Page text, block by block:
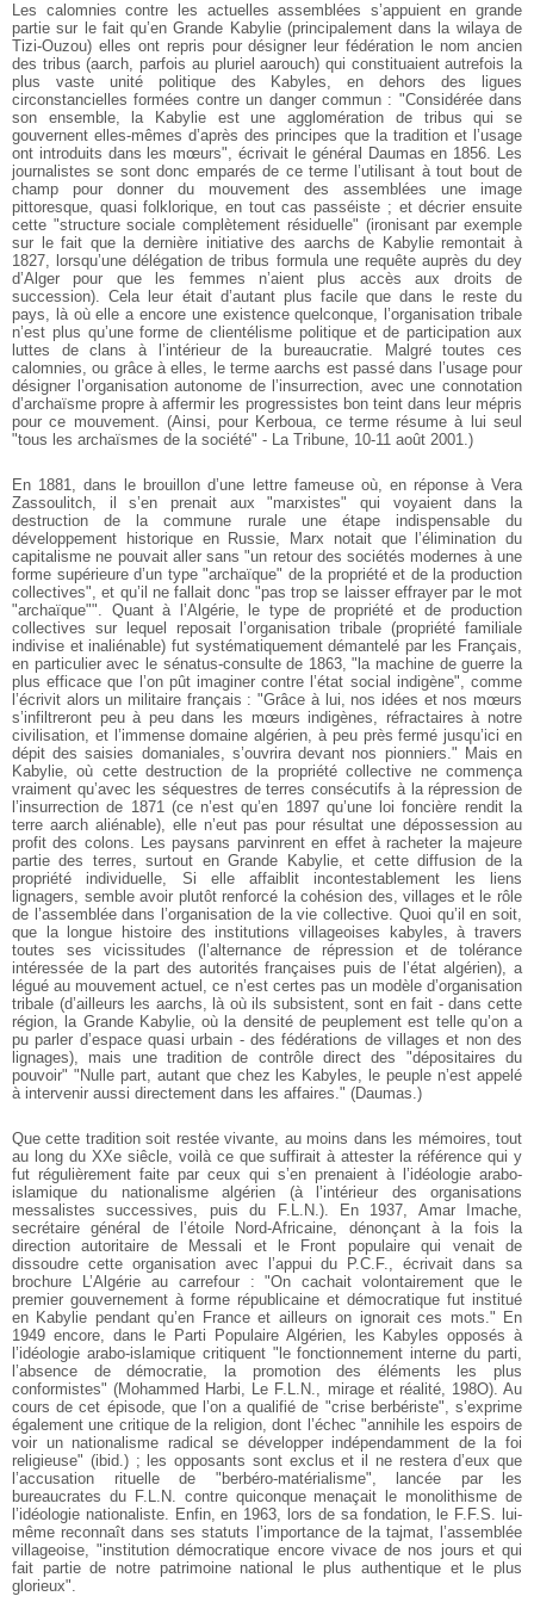
Les calomnies contre les actuelles assemblées s’appuient en grande
partie sur le fait qu’en Grande Kabylie (principalement dans la wilaya de
Tizi-Ouzou) elles ont repris pour désigner leur fédération le nom ancien
des tribus (aarch, parfois au pluriel aarouch) qui constituaient autrefois la
plus vaste unité politique des Kabyles, en dehors des ligues
circonstancielles formées contre un danger commun : "Considérée dans
son ensemble, la Kabylie est une agglomération de tribus qui se
gouvernent elles-mêmes d’après des principes que la tradition et l’usage
ont introduits dans les mœurs", écrivait le général Daumas en 1856. Les
journalistes se sont donc emparés de ce terme l’utilisant à tout bout de
champ pour donner du mouvement des assemblées une image
pittoresque, quasi folklorique, en tout cas passéiste ; et décrier ensuite
cette "structure sociale complètement résiduelle" (ironisant par exemple
sur le fait que la dernière initiative des aarchs de Kabylie remontait à
1827, lorsqu’une délégation de tribus formula une requête auprès du dey
d’Alger pour que les femmes n’aient plus accès aux droits de
succession). Cela leur était d’autant plus facile que dans le reste du
pays, là où elle a encore une existence quelconque, l’organisation tribale
n’est plus qu’une forme de clientélisme politique et de participation aux
luttes de clans à l’intérieur de la bureaucratie. Malgré toutes ces
calomnies, ou grâce à elles, le terme aarchs est passé dans l’usage pour
désigner l’organisation autonome de l’insurrection, avec une connotation
d’archaïsme propre à affermir les progressistes bon teint dans leur mépris
pour ce mouvement. (Ainsi, pour Kerboua, ce terme résume à lui seul
"tous les archaïsmes de la société" - La Tribune, 10-11 août 2001.)
En 1881, dans le brouillon d’une lettre fameuse où, en réponse à Vera
Zassoulitch, il s’en prenait aux "marxistes" qui voyaient dans la
destruction de la commune rurale une étape indispensable du
développement historique en Russie, Marx notait que l’élimination du
capitalisme ne pouvait aller sans "un retour des sociétés modernes à une
forme supérieure d’un type "archaïque" de la propriété et de la production
collectives", et qu’il ne fallait donc "pas trop se laisser effrayer par le mot
"archaïque"". Quant à l’Algérie, le type de propriété et de production
collectives sur lequel reposait l’organisation tribale (propriété familiale
indivise et inaliénable) fut systématiquement démantelé par les Français,
en particulier avec le sénatus-consulte de 1863, "la machine de guerre la
plus efficace que l’on pût imaginer contre l’état social indigène", comme
l’écrivit alors un militaire français : "Grâce à lui, nos idées et nos mœurs
s’infiltreront peu à peu dans les mœurs indigènes, réfractaires à notre
civilisation, et l’immense domaine algérien, à peu près fermé jusqu’ici en
dépit des saisies domaniales, s’ouvrira devant nos pionniers." Mais en
Kabylie, où cette destruction de la propriété collective ne commença
vraiment qu’avec les séquestres de terres consécutifs à la répression de
l’insurrection de 1871 (ce n’est qu’en 1897 qu’une loi foncière rendit la
terre aarch aliénable), elle n’eut pas pour résultat une dépossession au
profit des colons. Les paysans parvinrent en effet à racheter la majeure
partie des terres, surtout en Grande Kabylie, et cette diffusion de la
propriété individuelle, Si elle affaiblit incontestablement les liens
lignagers, semble avoir plutôt renforcé la cohésion des, villages et le rôle
de l’assemblée dans l’organisation de la vie collective. Quoi qu’il en soit,
que la longue histoire des institutions villageoises kabyles, à travers
toutes ses vicissitudes (l’alternance de répression et de tolérance
intéressée de la part des autorités françaises puis de l’état algérien), a
légué au mouvement actuel, ce n’est certes pas un modèle d’organisation
tribale (d’ailleurs les aarchs, là où ils subsistent, sont en fait - dans cette
région, la Grande Kabylie, où la densité de peuplement est telle qu’on a
pu parler d’espace quasi urbain - des fédérations de villages et non des
lignages), mais une tradition de contrôle direct des "dépositaires du
pouvoir" "Nulle part, autant que chez les Kabyles, le peuple n’est appelé
à intervenir aussi directement dans les affaires." (Daumas.)
Que cette tradition soit restée vivante, au moins dans les mémoires, tout
au long du XXe siêcle, voilà ce que suffirait à attester la référence qui y
fut régulièrement faite par ceux qui s’en prenaient à l’idéologie arabo-
islamique du nationalisme algérien (à l’intérieur des organisations
messalistes successives, puis du F.L.N.). En 1937, Amar Imache,
secrétaire général de l’étoile Nord-Africaine, dénonçant à la fois la
direction autoritaire de Messali et le Front populaire qui venait de
dissoudre cette organisation avec l’appui du P.C.F., écrivait dans sa
brochure L’Algérie au carrefour : "On cachait volontairement que le
premier gouvernement à forme républicaine et démocratique fut institué
en Kabylie pendant qu’en France et ailleurs on ignorait ces mots." En
1949 encore, dans le Parti Populaire Algérien, les Kabyles opposés à
l’idéologie arabo-islamique critiquent "le fonctionnement interne du parti,
l’absence de démocratie, la promotion des éléments les plus
conformistes" (Mohammed Harbi, Le F.L.N., mirage et réalité, 198O). Au
cours de cet épisode, que l’on a qualifié de "crise berbériste", s’exprime
également une critique de la religion, dont l’échec "annihile les espoirs de
voir un nationalisme radical se développer indépendamment de la foi
religieuse" (ibid.) ; les opposants sont exclus et il ne restera d’eux que
l’accusation rituelle de "berbéro-matérialisme", lancée par les
bureaucrates du F.L.N. contre quiconque menaçait le monolithisme de
l’idéologie nationaliste. Enfin, en 1963, lors de sa fondation, le F.F.S. lui-
même reconnaît dans ses statuts l’importance de la tajmat, l’assemblée
villageoise, "institution démocratique encore vivace de nos jours et qui
fait partie de notre patrimoine national le plus authentique et le plus
glorieux".